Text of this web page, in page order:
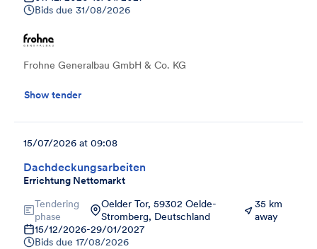
Bids due 31/08/2026
Frohne Generalbau GmbH & Co. KG
Show tender
Dachdeckungsarbeiten
Errichtung Nettomarkt
15/07/2026 at 09:08
Tendering
phase
Oelder Tor, 59302 Oelde-
Stromberg, Deutschland
35 km
away
15/12/2026-29/01/2027
Bids due 17/08/2026